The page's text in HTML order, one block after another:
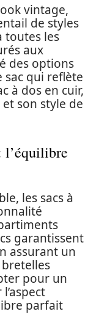
vintage,
de styles
toutes les
aux
des options
sac qui reflète
à dos en cuir,
son style de
les sacs à
garantissent
assurant un
pour un
parfait